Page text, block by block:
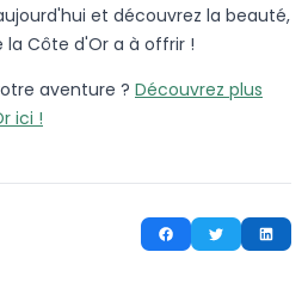
et découvrez la beauté,
la Côte d'Or a à offrir !
aventure ? Découvrez plus
ici !